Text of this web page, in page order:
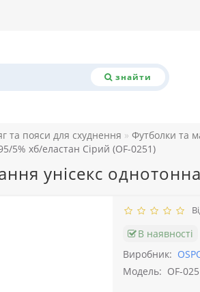
знайти
та пояси для схуднення
Футболки та
5% хб/еластан Сірий (OF-0251)
унісекс
В наявності
Виробник:
Модель: OF-